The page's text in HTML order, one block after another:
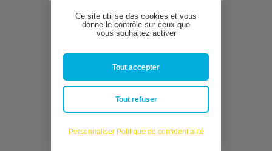
 
Site réalisé parTribu and Co
Ce site utilise des cookies et vous
donne le contrôle sur ceux que
vous souhaitez activer
Tout accepter
Tout refuser
Personnaliser Politique de confidentialité